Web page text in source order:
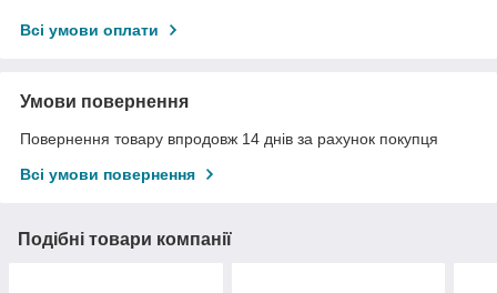
Всі умови оплати
Умови повернення
Повернення товару впродовж 14 днів за рахунок покупця
Всі умови повернення
Подібні товари компанії